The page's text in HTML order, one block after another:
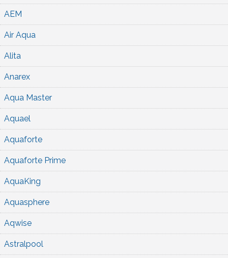
AEM
Air Aqua
Alita
Anarex
Aqua Master
Aquael
Aquaforte
Aquaforte Prime
AquaKing
Aquasphere
Aqwise
Astralpool